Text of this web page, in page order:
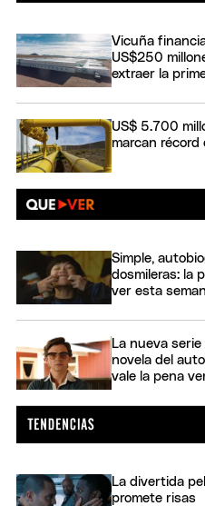
Vicuña
US$250
extraer la
US$ 5.700
marcan
Simple,
dosmileras: la
ver esta
La nueva
novela del
vale la pena
La divertida
promete risas